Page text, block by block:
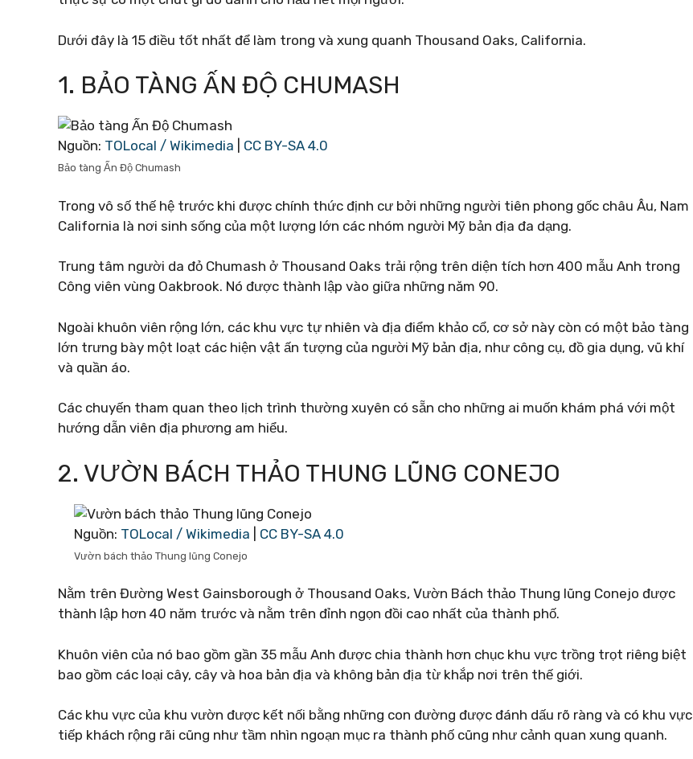
Dưới đây là 15 điều tốt nhất để làm trong và xung quanh Thousand Oaks, California.
1. BẢO TÀNG ẤN ĐỘ CHUMASH
Nguồn: TOLocal / Wikimedia CC BY-SA 4.0
Bảo tàng Ấn Độ Chumash
Trong vô số thế hệ trước khi được chính thức định cư bởi những người tiên phong gốc châu Âu, Nam
California là nơi sinh sống của một lượng lớn các nhóm người Mỹ bản địa đa dạng.
Trung tâm người da đỏ Chumash ở Thousand Oaks trải rộng trên diện tích hơn 400 mẫu Anh trong
Công viên vùng Oakbrook. Nó được thành lập vào giữa những năm 90.
Ngoài khuôn viên rộng lớn, các khu vực tự nhiên và địa điểm khảo cổ, cơ sở này còn có một bảo tàng
lớn trưng bày một loạt các hiện vật ấn tượng của người Mỹ bản địa, như công cụ, đồ gia dụng, vũ khí
và quần áo.
Các chuyến tham quan theo lịch trình thường xuyên có sẵn cho những ai muốn khám phá với một
hướng dẫn viên địa phương am hiểu.
2. VƯỜN BÁCH THẢO THUNG LŨNG CONEJO
Nguồn: TOLocal / Wikimedia CC BY-SA 4.0
Vườn bách thảo Thung lũng Conejo
Nằm trên Đường West Gainsborough ở Thousand Oaks, Vườn Bách thảo Thung lũng Conejo được
thành lập hơn 40 năm trước và nằm trên đỉnh ngọn đồi cao nhất của thành phố.
Khuôn viên của nó bao gồm gần 35 mẫu Anh được chia thành hơn chục khu vực trồng trọt riêng biệt
bao gồm các loại cây, cây và hoa bản địa và không bản địa từ khắp nơi trên thế giới.
Các khu vực của khu vườn được kết nối bằng những con đường được đánh dấu rõ ràng và có khu vực
tiếp khách rộng rãi cũng như tầm nhìn ngoạn mục ra thành phố cũng như cảnh quan xung quanh.